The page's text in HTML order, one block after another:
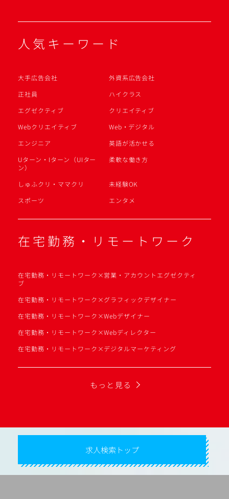
人気キーワード
大手広告会社
外資系広告会社
正社員
ハイクラス
エグゼクティブ
クリエイティブ
Webクリエイティブ
Web・デジタル
エンジニア
英語が活かせる
Uターン・Iターン（UIター
ン）
柔軟な働き方
しゅふクリ・ママクリ
未経験OK
スポーツ
エンタメ
在宅勤務・リモートワーク
在宅勤務・リモートワーク×営業・アカウントエグゼクティ
ブ
在宅勤務・リモートワーク×グラフィックデザイナー
在宅勤務・リモートワーク×Webデザイナー
在宅勤務・リモートワーク×Webディレクター
在宅勤務・リモートワーク×デジタルマーケティング
もっと見る
求人検索トップ